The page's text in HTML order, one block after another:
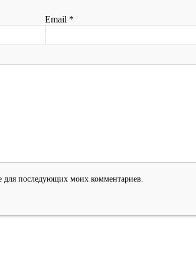
Email *
для последующих моих комментариев.